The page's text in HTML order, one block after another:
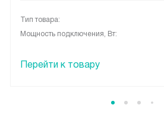
Тип товара:
Мощность подключения, Вт:
Перейти к товару